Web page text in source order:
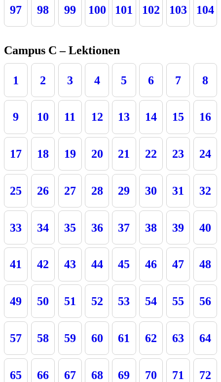
97 98 99 100 101 102 103 104
Campus C – Lektionen
1 2 3 4 5 6 7 8
9 10 11 12 13 14 15 16
17 18 19 20 21 22 23 24
25 26 27 28 29 30 31 32
33 34 35 36 37 38 39 40
41 42 43 44 45 46 47 48
49 50 51 52 53 54 55 56
57 58 59 60 61 62 63 64
65 66 67 68 69 70 71 72